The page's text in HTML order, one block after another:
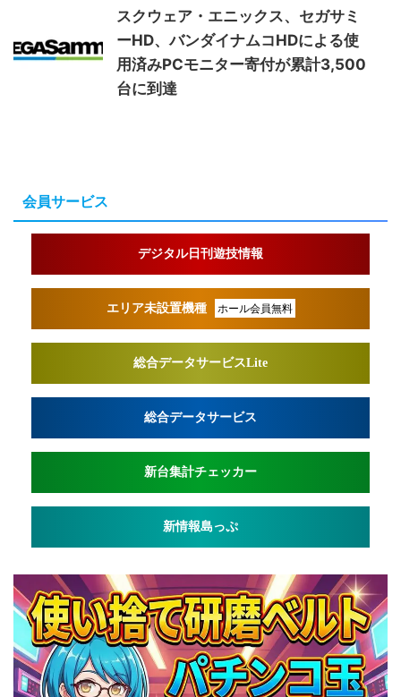
スクウェア・エニックス、セガサミ
ーHD、バンダイナムコHDによる使
用済みPCモニター寄付が累計3,500
台に到達
会員サービス
デジタル日刊遊技情報
エリア未設置機種 ホール会員無料
総合データサービスLite
総合データサービス
新台集計チェッカー
新情報島っぷ